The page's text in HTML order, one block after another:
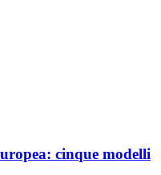
cinque modelli